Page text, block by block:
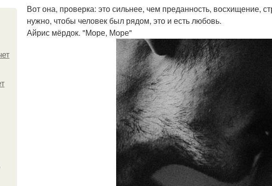
Вот она, проверка: это сильнее, чем преданность, восхищение,
нужно, чтобы человек был рядом, это и есть любовь.
Айрис мёрдок. "Море, Море"